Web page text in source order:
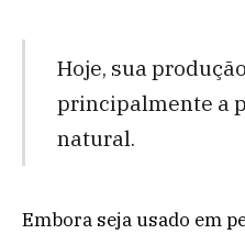
Hoje, sua
principalmente a
natural.
Embora seja usado em